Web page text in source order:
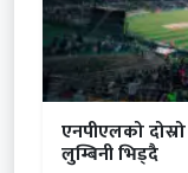
एनपीएलको
लुम्बिनी भिड्दै